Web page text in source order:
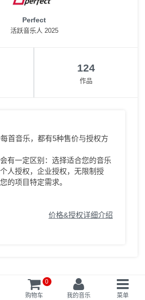
Perfect
活跃音乐人 2025
124
作品
首音乐，都有5种售价与授权方
有一定区别：选择适合您的音乐
人授权，企业授权，无限制授
的项目特定需求。
价格&授权详细介绍
购物车
0
我的音乐
菜单